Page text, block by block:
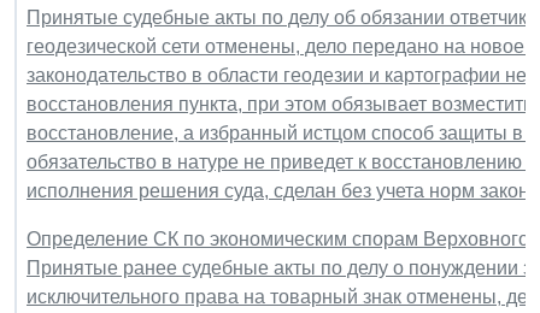
Принятые судебные акты по делу об обязании
геодезической сети отменены, дело передано на новое
законодательство в области геодезии и картографии
восстановления пункта, при этом обязывает
восстановление, а избранный истцом способ защиты в
обязательство в натуре не приведет к
исполнения решения суда, сделан без учета норм
Определение СК по экономическим спорам
Принятые ранее судебные акты по делу о понуждении
исключительного права на товарный знак отменены,